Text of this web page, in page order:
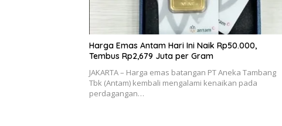
Harga Emas Antam Hari Ini Naik Rp50.000,
Tembus Rp2,679 Juta per Gram
JAKARTA – Harga emas batangan PT Aneka Tambang
Tbk (Antam) kembali mengalami kenaikan pada
perdagangan…